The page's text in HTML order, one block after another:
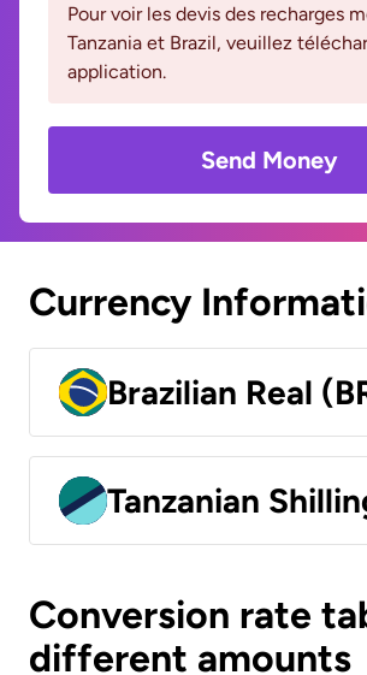
Pour voir les devis des recharges
Tanzania et Brazil, veuillez
application.
Send Money
Currency
Brazilian Real
Tanzanian
Conversion rate
different amounts